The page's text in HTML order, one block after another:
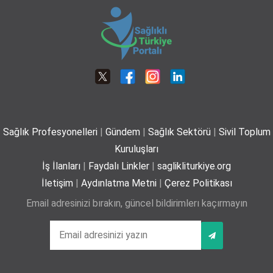
Dünya Tütünsüz Günü’nde Yeni Bir Adım: Sigara Kullanım ve Bırakma
Davranışları Akademisi Çalışmalarına Başladı
06-07-2026
Robotik teknolojiyle bel ve boyun fıtıklarında
ameliyatsız tedavi
Plajda kalp sağlığı için 5 önemli öneri
25-06-2026
Sağlık Profesyonelleri| Gündem Sağlık Sektörü
Sivil Toplum
Kuruluşları
İş İlanları
Faydalı Linkler
saglikliturkiye.org
İletişim
Aydınlatma Metni| Çerez Politikası
Email adresinizi bırakın, güncel bildirimlerı kaçırmayın